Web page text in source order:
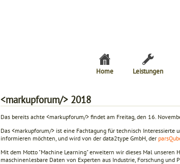
Home Leistungen
<markupforum/> 2018
Das bereits achte <markupforum/> findet am Freitag, den 16.
Das <markupforum/> ist eine Fachtagung für technisch Interessierte
informieren möchten, und wird von der data2type GmbH, der
Mit dem Motto "Machine Learning" erweitern wir dieses Mal
maschinenlesbare Daten von Experten aus Industrie, Forschung und